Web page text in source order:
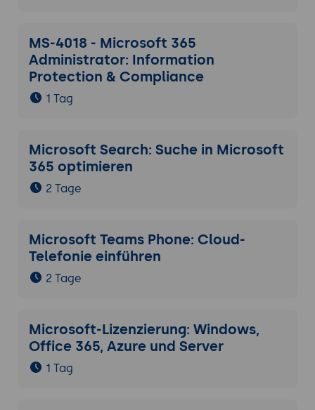
MS-4018 - Microsoft 365
Administrator: Information
Protection & Compliance
1 Tag
Microsoft Search: Suche in Microsoft
365 optimieren
2 Tage
Microsoft Teams Phone: Cloud-
Telefonie einführen
2 Tage
Microsoft-Lizenzierung: Windows,
Office 365, Azure und Server
1 Tag